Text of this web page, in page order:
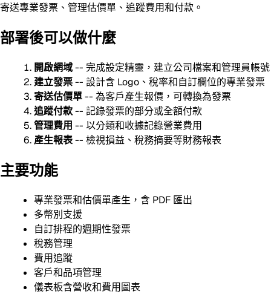
寄送專業發票、管理估價單、追蹤費用和付款。
部署後可以做什麼
開啟網域-- 完成設定精靈，建立公司檔案和管理員帳號
建立發票-- 設計含 Logo、稅率和自訂欄位的專業發票
寄送估價單-- 為客戶產生報價，可轉換為發票
追蹤付款-- 記錄發票的部分或全額付款
管理費用 -- 以分類和收據記錄營業費用
產生報表-- 檢視損益、稅務摘要等財務報表
主要功能
專業發票和估價單產生，含 PDF 匯出
多幣別支援
自訂排程的週期性發票
稅務管理
費用追蹤
客戶和品項管理
儀表板含營收和費用圖表